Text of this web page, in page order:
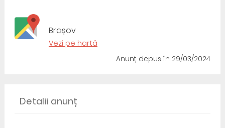
Brașov
Vezi pe hartă
Anunț depusîn 29/03/2024
Detalii anunț